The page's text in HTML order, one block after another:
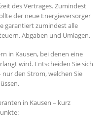
des Vertrages. Zumindest
der neue Energieversorger
garantiert zumindest alle
Abgaben und Umlagen.
in Kausen, bei denen eine
wird. Entscheiden Sie sich
den Strom, welchen Sie
in Kausen – kurz